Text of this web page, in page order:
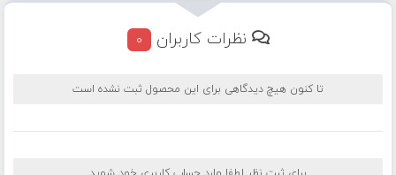
نظرات کاربران 0
تا کنون هیچ دیدگاهی برای این محصول ثبت نشده است